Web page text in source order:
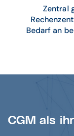
Zentral
Bedarf an
CGM als